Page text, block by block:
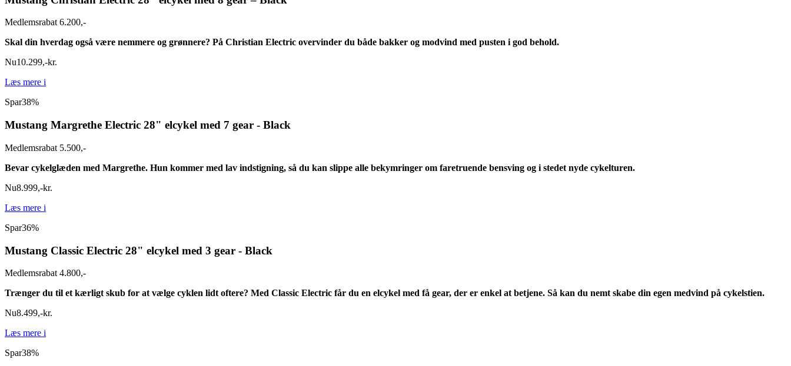
Medlemsrabat 6.200,-
Skal din hverdag også være nemmere og grønnere? På Christian Electric overvinder du både bakker og modvind med pusten i god behold.
Nu10.299,-kr.
Læs mere i
Spar38%
Mustang Margrethe Electric 28" elcykel med 7 gear - Black
Medlemsrabat 5.500,-
Bevar cykelglæden med Margrethe. Hun kommer med lav indstigning, så du kan slippe alle bekymringer om faretruende bensving og i stedet nyde cykelturen.
Nu8.999,-kr.
Læs mere i
Spar36%
Mustang Classic Electric 28" elcykel med 3 gear - Black
Medlemsrabat 4.800,-
Trænger du til et kærligt skub for at vælge cyklen lidt oftere? Med Classic Electric får du en elcykel med få gear, der er enkel at betjene. Så kan du nemt skabe din egen medvind på cykelstien.
Nu8.499,-kr.
Læs mere i
Spar38%